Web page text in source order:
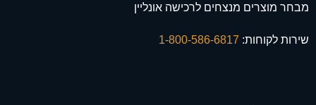
מבחר מוצרים מנצחים לרכישה אונליין
שירות לקוחות: